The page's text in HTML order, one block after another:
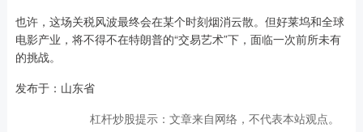
也许，这场关税风波最终会在某个时刻烟消云散。但好莱坞和全球
电影产业，将不得不在特朗普的“交易艺术”下，面临一次前所未有
的挑战。
发布于：山东省
杠杆炒股提示：文章来自网络，不代表本站观点。